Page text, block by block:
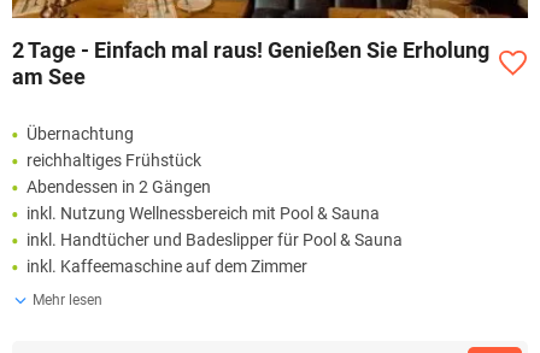
2 Tage - Einfach mal raus! Genießen Sie Erholung
am See
Übernachtung
reichhaltiges Frühstück
Abendessen in 2 Gängen
inkl. Nutzung Wellnessbereich mit Pool & Sauna
inkl. Handtücher und Badeslipper für Pool & Sauna
inkl. Kaffeemaschine auf dem Zimmer
Mehr lesen